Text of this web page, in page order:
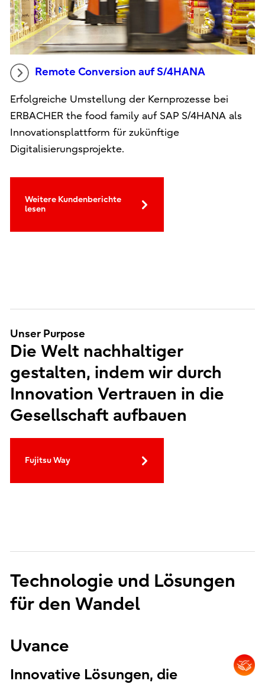
Remote Conversion auf S/4HANA
Erfolgreiche Umstellung der Kernprozesse bei
ERBACHER the food family auf SAP S/4HANA als
Innovationsplattform für zukünftige
Digitalisierungsprojekte.
Weitere Kundenberichte
lesen
Unser Purpose
Die Welt nachhaltiger
gestalten, indem wir durch
Innovation Vertrauen in die
Gesellschaft aufbauen
Fujitsu Way
Technologie und Lösungen
für den Wandel
Uvance
Innovative Lösungen, die